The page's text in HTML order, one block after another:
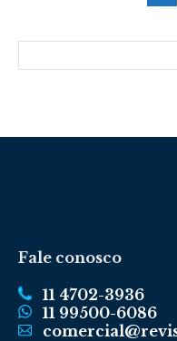
Fale conosco
11 4702-3936
11 99500-6086